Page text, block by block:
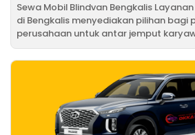
Sewa Mobil Blindvan Bengkalis
di Bengkalis menyediakan pilihan bagi
perusahaan untuk antar jemput